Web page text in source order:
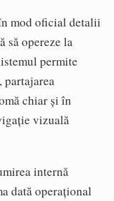
mod oficial detalii
să opereze la
permite
chiar și în
vizuală
internă
dată operațional